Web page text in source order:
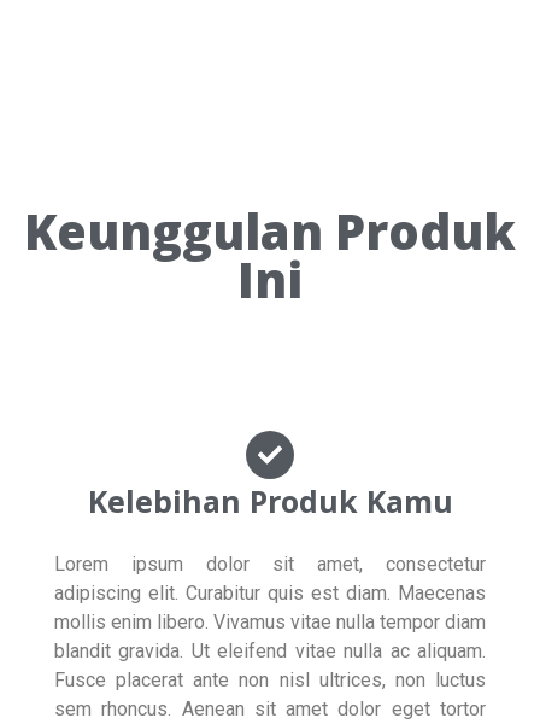
Keunggulan Produk
Ini
Kelebihan Produk Kamu
Lorem ipsum dolor sit amet, consectetur
adipiscing elit. Curabitur quis est diam. Maecenas
mollis enim libero. Vivamus vitae nulla tempor diam
blandit gravida. Ut eleifend vitae nulla ac aliquam.
Fusce placerat ante non nisl ultrices, non luctus
sem rhoncus. Aenean sit amet dolor eget tortor